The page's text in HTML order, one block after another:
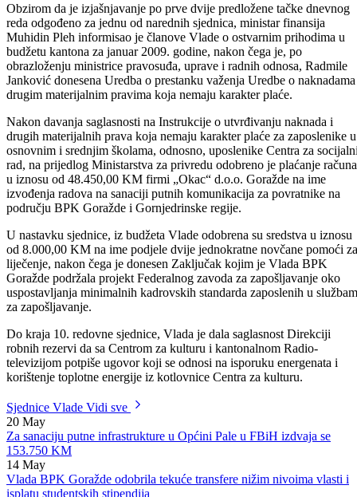
Ovako predložen dnevni red jednoglasno je usvojen.
Obzirom da je izjašnjavanje po prve dvije predložene tačke dnevnog
reda odgođeno za jednu od narednih sjednica, ministar finansija
Muhidin Pleh informisao je članove Vlade o ostvarnim prihodima u
budžetu kantona za januar 2009. godine, nakon čega je, po
Janković donesena Uredba o prestanku važenja Uredbe o
drugim materijalnim pravima koja nemaju karakter plaće.
Nakon davanja saglasnosti na Instrukcije o utvrđivanju naknada i
drugih materijalnih prava koja nemaju karakter plaće za zaposlenike u
osnovnim i srednjim školama, odnosno, uposlenike Centra za
rad, na prijedlog Ministarstva za privredu odobreno je plaćanje računa
izvođenja radova na sanaciji putnih komunikacija za povratnike na
području BPK Goražde i Gornjedrinske regije.
U nastavku sjednice, iz budžeta Vlade odobrena su sredstva u iznosu
od 8.000,00 KM na ime podjele dvije jednokratne novčane pomoći za
liječenje, nakon čega je donesen Zaključak kojim je Vlada BPK
uspostavljanja minimalnih kadrovskih standarda zaposlenih u
za zapošljavanje.
Do kraja 10. redovne sjednice, Vlada je dala saglasnost Direkciji
televizijom potpiše ugovor koji se odnosi na isporuku energenata i
korištenje toplotne energije iz kotlovnice Centra za kulturu.
Sjednice Vlade
20 May
Za sanaciju putne infrastrukture u Općini Pale u FBiH izdvaja se
153.750 KM